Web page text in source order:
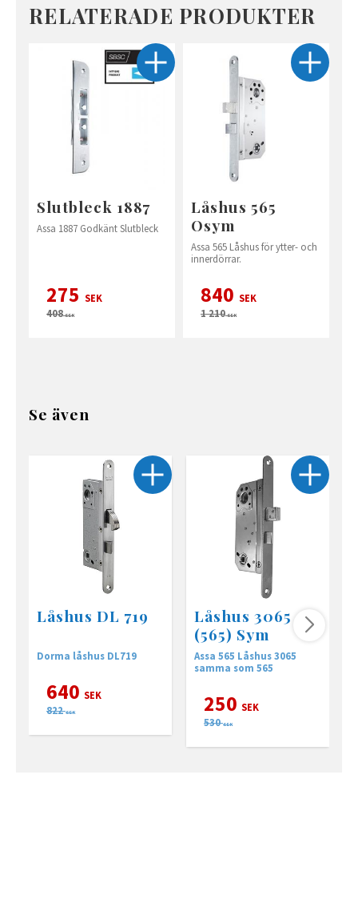
RELATERADE PRODUKTER
Slutbleck 1887
Assa 1887 Godkänt Slutbleck
275 SEK
408SEK
Låshus 565
Osym
Assa 565 Låshus för ytter- och
innerdörrar.
840 SEK
1 210SEK
Se även
Låshus DL 719
Dorma låshus DL719
640 SEK
822 SEK
Låshus 3065
(565) Sym
Assa 565 Låshus 3065
samma som 565
250 SEK
530 SEK